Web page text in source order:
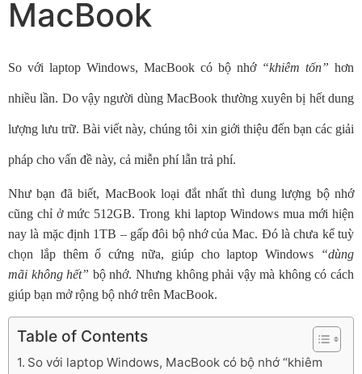
MacBook
So với laptop Windows, MacBook có bộ nhớ “khiêm tốn” hơn
nhiều lần. Do vậy người dùng MacBook thường xuyên bị hết dung
lượng lưu trữ. Bài viết này, chúng tôi xin giới thiệu đến bạn các giải
pháp cho vấn đề này, cả miễn phí lẫn trả phí.
Như bạn đã biết, MacBook loại đắt nhất thì dung lượng bộ nhớ
cũng chỉ ở mức 512GB. Trong khi laptop Windows mua mới hiện
nay là mặc định 1TB – gấp đôi bộ nhớ của Mac. Đó là chưa kể tuỳ
chọn lắp thêm ổ cứng nữa, giúp cho laptop Windows
“dùng
mãi không hết” bộ nhớ. Nhưng không phải vậy mà không có cách
giúp bạn mở rộng bộ nhớ trên MacBook.
Table of Contents
So với laptop Windows, MacBook có bộ nhớ “khiêm